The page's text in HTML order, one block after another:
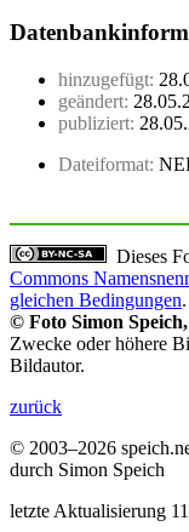
hinzugefügt:
geändert:
publiziert:
Dateiformat:
Dieses
Commons
gleichen Bedingungen.
© Foto Simon
Zwecke oder höhere
Bildautor.
zurück
© 2003–2026
durch Simon Speich
letzte Aktualisierung